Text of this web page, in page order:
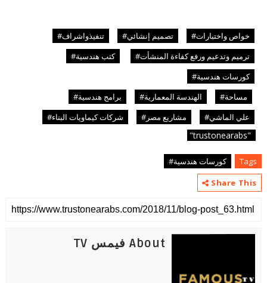
خواص واختبارات# تصميم إنشائي#
تنفيذواشراف#
ترميم وتدعيم ورفع كفاءة المنشأت#
كتب هندسية#
كورسات هندسية#
مساحة#
الهندسة المعمارية#
برامج هندسية#
علي الماشي#
مشاريع مصر# شركات كيماويات البناء#
"trustonearabs
"
Tags
كورسات هندسية#
Share This
About فيمس TV